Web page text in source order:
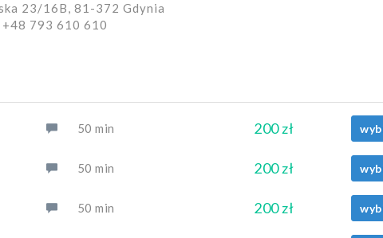
23/16B, 81-372 Gdynia
793 610 610
50 min 200 zł
50 min 200 zł
50 min 200 zł